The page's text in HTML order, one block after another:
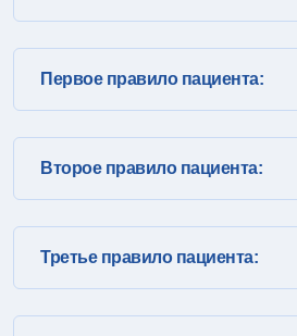
Первое правило пациента:
Второе правило пациента:
Третье правило пациента: